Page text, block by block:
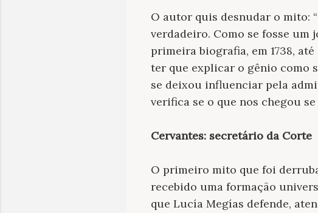
O autor quis desnudar o mito:
verdadeiro. Como se fosse um
primeira biografia, em 1738,
ter que explicar o gênio como
se deixou influenciar pela
verifica se o que nos chegou
Cervantes: secretário da Corte
O primeiro mito que foi
recebido uma formação
que Lucía Megías defende,